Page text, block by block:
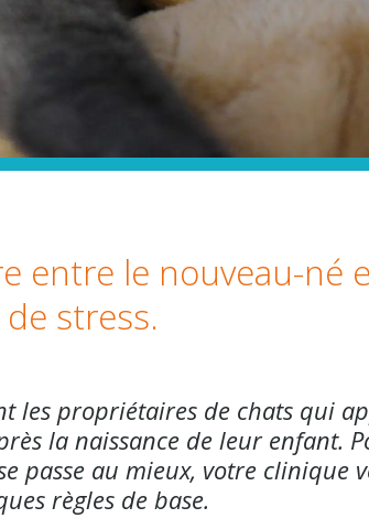
entre le nouveau-né
stress.
les propriétaires de chats qui
la naissance de leur enfant.
passe au mieux, votre clinique
règles de base.